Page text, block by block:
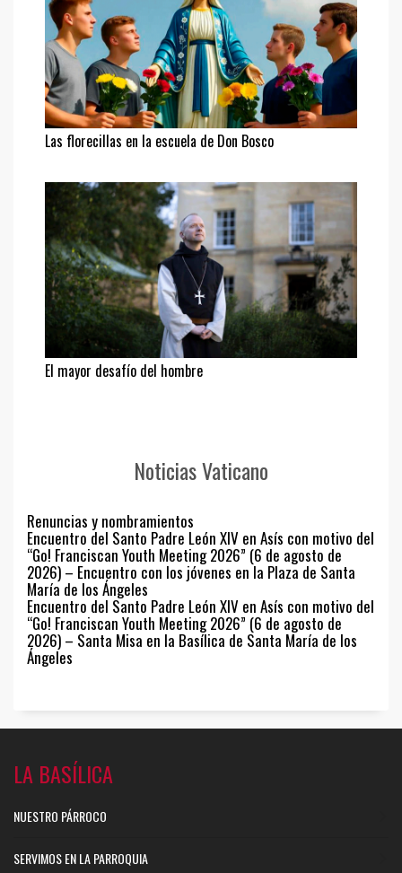
Las florecillas en la escuela de Don Bosco
El mayor desafío del hombre
Noticias Vaticano
Renuncias y nombramientos
Encuentro del Santo Padre León XIV en Asís con motivo del
“Go! Franciscan Youth Meeting 2026” (6 de agosto de
2026) – Encuentro con los jóvenes en la Plaza de Santa
María de los Ángeles
Encuentro del Santo Padre León XIV en Asís con motivo del
“Go! Franciscan Youth Meeting 2026” (6 de agosto de
2026) – Santa Misa en la Basílica de Santa María de los
Ángeles
LA BASÍLICA
NUESTRO PÁRROCO
SERVIMOS EN LA PARROQUIA